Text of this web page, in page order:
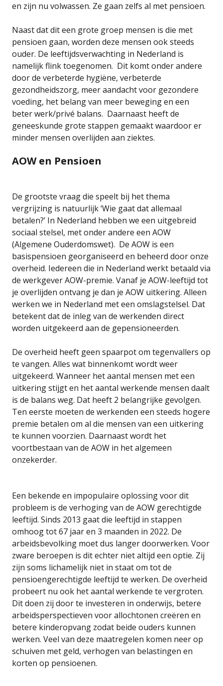
en zijn nu volwassen. Ze gaan zelfs al met pensioen.
Naast dat dit een grote groep mensen is die met
pensioen gaan, worden deze mensen ook steeds
ouder. De leeftijdsverwachting in Nederland is
namelijk flink toegenomen. Dit komt onder andere
door de verbeterde hygiëne, verbeterde
gezondheidszorg, meer aandacht voor gezondere
voeding, het belang van meer beweging en een
beter werk/privé balans. Daarnaast heeft de
geneeskunde grote stappen gemaakt waardoor er
minder mensen overlijden aan ziektes.
AOW en Pensioen
De grootste vraag die speelt bij het thema
vergrijzing is natuurlijk ‘Wie gaat dat allemaal
betalen?’ In Nederland hebben we een uitgebreid
sociaal stelsel, met onder andere een AOW
(Algemene Ouderdomswet). De AOW is een
basispensioen georganiseerd en beheerd door onze
overheid. Iedereen die in Nederland werkt betaald via
de werkgever AOW-premie. Vanaf je AOW-leeftijd tot
je overlijden ontvang je dan je AOW uitkering. Alleen
werken we in Nederland met een omslagstelsel. Dat
betekent dat de inleg van de werkenden direct
worden uitgekeerd aan de gepensioneerden.
De overheid heeft geen spaarpot om tegenvallers op
te vangen. Alles wat binnenkomt wordt weer
uitgekeerd. Wanneer het aantal mensen met een
uitkering stijgt en het aantal werkende mensen daalt
is de balans weg. Dat heeft 2 belangrijke gevolgen.
Ten eerste moeten de werkenden een steeds hogere
premie betalen om al die mensen van een uitkering
te kunnen voorzien. Daarnaast wordt het
voortbestaan van de AOW in het algemeen
onzekerder.
Een bekende en impopulaire oplossing voor dit
probleem is de verhoging van de AOW gerechtigde
leeftijd. Sinds 2013 gaat die leeftijd in stappen
omhoog tot 67 jaar en 3 maanden in 2022. De
arbeidsbevolking moet dus langer doorwerken. Voor
zware beroepen is dit echter niet altijd een optie. Zij
zijn soms lichamelijk niet in staat om tot de
pensioengerechtigde leeftijd te werken. De overheid
probeert nu ook het aantal werkende te vergroten.
Dit doen zij door te investeren in onderwijs, betere
arbeidsperspectieven voor allochtonen creëren en
betere kinderopvang zodat beide ouders kunnen
werken. Veel van deze maatregelen komen neer op
schuiven met geld, verhogen van belastingen en
korten op pensioenen.